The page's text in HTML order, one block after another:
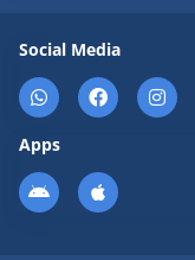
Social Media
Apps